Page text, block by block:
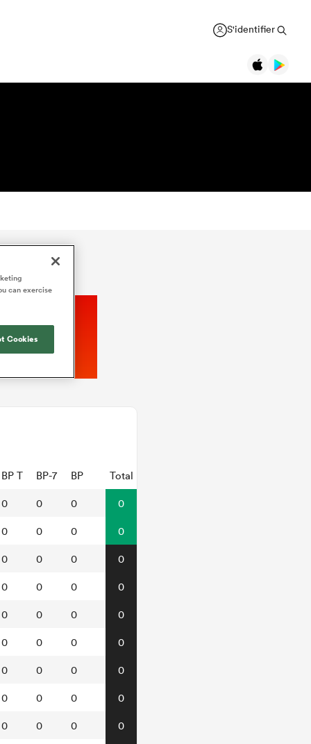
S'identifier
BP T BP-7 BP Total
0 0 0 0
0 0 0 0
0 0 0 0
0 0 0 0
0 0 0 0
0 0 0 0
0 0 0 0
0 0 0 0
0 0 0 0
can exercise
Cookies